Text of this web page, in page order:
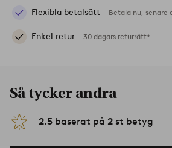
Flexibla betalsätt - Betala nu, senare
Enkel retur - 30 dagars returrätt*
Så tycker andra
2.5 baserat på 2 st betyg